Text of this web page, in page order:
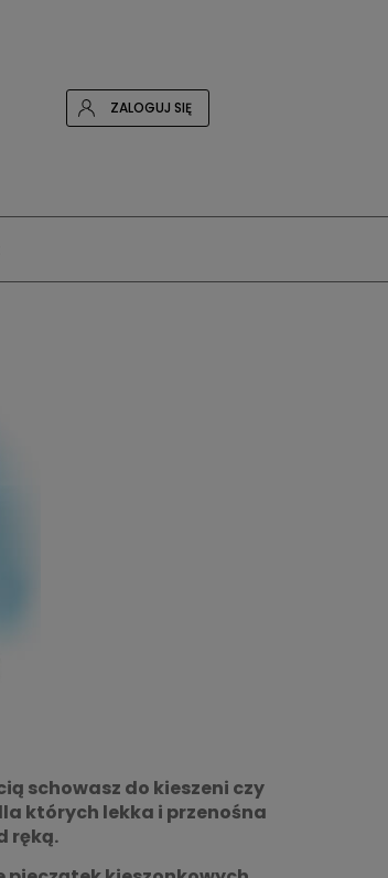
ZALOGUJ SIĘ
schowasz do kieszeni czy
których lekka i przenośna
ręką.